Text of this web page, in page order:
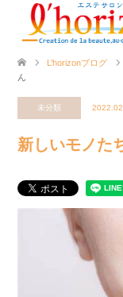
L’horizonブログ
ん
未分類
新しいモノた